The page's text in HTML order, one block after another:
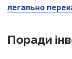
легально
Поради